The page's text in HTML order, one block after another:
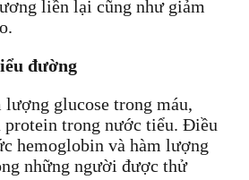
liền lại cũng như giảm
đường
glucose trong máu,
protein trong nước tiểu. Điều
hemoglobin và hàm lượng
những người được thử